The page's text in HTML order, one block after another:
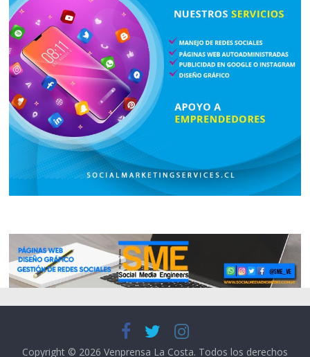
Copyright © 2026 Venprensa La Costa. Todos los derechos